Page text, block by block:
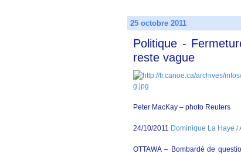
25 octobre 2011
Politique -
reste vague
Peter MacKay – photo Reuters
24/10/2011 Dominique La Haye /
OTTAWA – Bombardé de